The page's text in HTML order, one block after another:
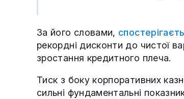
За його словами,
рекордні дисконти до чистої
зростання кредитного плеча.
Тиск з боку корпоративних
сильні фундаментальні